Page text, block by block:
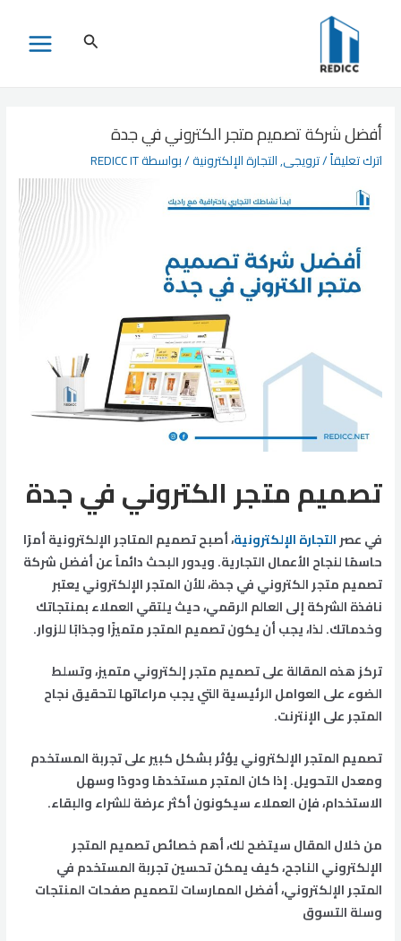
البحث
MAIN
أفضل شركة تصميم متجر الكتروني في جدة
اترك تعليقاً/ترويجى,التجارة الإلكترونية/ بواسطةREDICC IT
تصميم متجر الكتروني في جدة
في عصرالتجارة الإلكترونية، أصبح تصميم المتاجر الإلكترونية أمرًا
حاسمًا لنجاح الأعمال التجارية. ويدور البحث دائماً عن أفضل شركة
تصميم متجر الكتروني في جدة، للأن المتجر الإلكتروني يعتبر
نافذة الشركة إلى العالم الرقمي، حيث يلتقي العملاء بمنتجاتك
وخدماتك. لذا، يجب أن يكون تصميم المتجر متميزًا وجذابًا للزوار.
تركز هذه المقالة على تصميم متجر إلكتروني متميز، وتسلط
الضوء على العوامل الرئيسية التي يجب مراعاتها لتحقيق نجاح
المتجر على الإنترنت.
تصميم المتجر الإلكتروني يؤثر بشكل كبير على تجربة المستخدم
ومعدل التحويل. إذا كان المتجر مستخدمًا ودودًا وسهل
الاستخدام، فإن العملاء سيكونون أكثر عرضة للشراء والبقاء.
من خلال المقال سيتضح لك، أهم خصائص تصميم المتجر
الإلكتروني الناجح، كيف يمكن تحسين تجربة المستخدم في
المتجر الإلكتروني، أفضل الممارسات لتصميم صفحات المنتجات
وسلة التسوق